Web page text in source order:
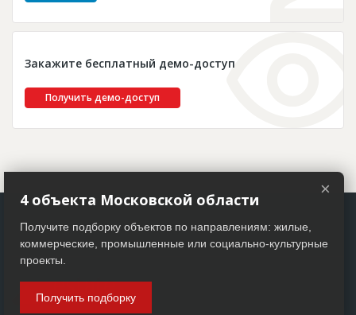
Закажите бесплатный демо-доступ
Получить демо-доступ
×
4 объекта Московской области
Получите подборку объектов по направлениям: жилые,
коммерческие, промышленные или социально-культурные
проекты.
Получить подборку